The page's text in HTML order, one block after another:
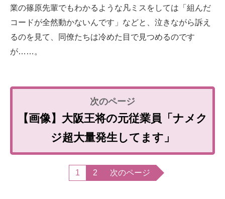
業の篠原先輩でもわかるような凡ミスをしては「組んだ
コードが全然動かないんです」などと、泣きながら訴え
るのを見て、同僚たちは冷めた目で見つめるのです
が……。
【画像】大阪王将の元従業員「ナメク
ジ超大量発生してます」
1 2 次のページ